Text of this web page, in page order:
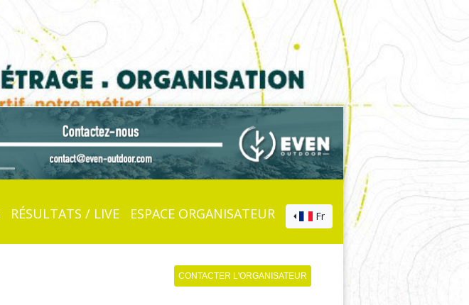
RÉSULTATS / LIVE ESPACE ORGANISATEUR Fr
CONTACTER L'ORGANISATEUR